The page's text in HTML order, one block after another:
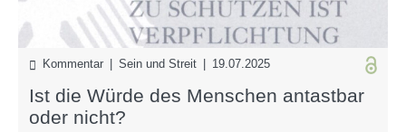
Kommentar | Sein und Streit | 19.07.2025
Ist die Würde des Menschen antastbar
oder nicht?